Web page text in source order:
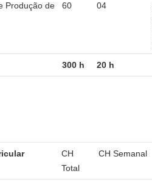
Produção de
60 04
300 h 20 h
CH
Total
CH Semanal